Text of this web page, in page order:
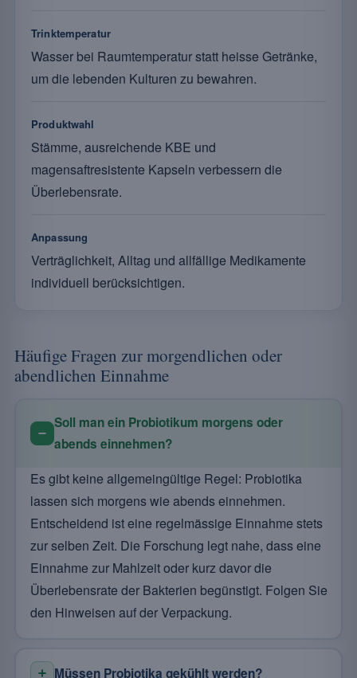
Trinktemperatur
Wasser bei Raumtemperatur statt heisse Getränke,
um die lebenden Kulturen zu bewahren.
Produktwahl
Stämme, ausreichende KBE und
magensaftresistente Kapseln verbessern die
Überlebensrate.
Anpassung
Verträglichkeit, Alltag und allfällige Medikamente
individuell berücksichtigen.
Häufige Fragen zur morgendlichen oder
abendlichen Einnahme
Soll man ein Probiotikum morgens oder
abends einnehmen?
Es gibt keine allgemeingültige Regel: Probiotika
lassen sich morgens wie abends einnehmen.
Entscheidend ist eine regelmässige Einnahme stets
zur selben Zeit. Die Forschung legt nahe, dass eine
Einnahme zur Mahlzeit oder kurz davor die
Überlebensrate der Bakterien begünstigt. Folgen Sie
den Hinweisen auf der Verpackung.
Müssen Probiotika gekühlt werden?